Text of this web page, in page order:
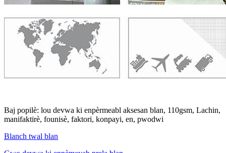
Baj popilè: lou devwa ki enpèrmeabl aksesan blan, 110gsm, Lachin,
manifaktirè, founisè, faktori, konpayi, en, pwodwi
Blanch twal blan